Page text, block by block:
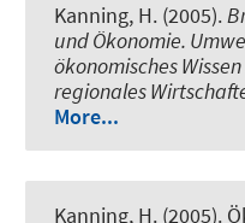
Kanning, H. (2005).
und Ökonomie.
ökonomisches
regionales
More...
Kanning, H. (2005).